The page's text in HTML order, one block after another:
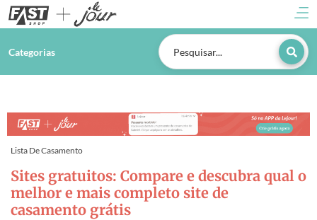
Categorias
Lista De Casamento
Sites gratuitos: Compare e descubra qual o
melhor e mais completo site de
casamento grátis